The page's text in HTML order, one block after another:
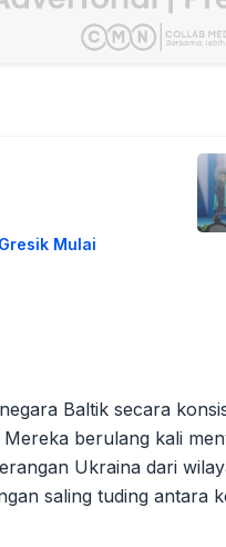
Mulai
Baltik secara
berulang kali
Ukraina dari
saling tuding antara